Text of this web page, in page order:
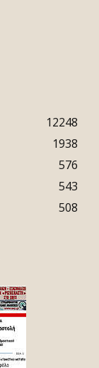
12248
1938
576
543
508